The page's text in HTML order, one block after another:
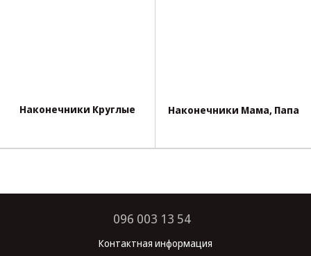
Наконечники Круглые Наконечники Мама, Папа
096 003 13 54
Контактная информация